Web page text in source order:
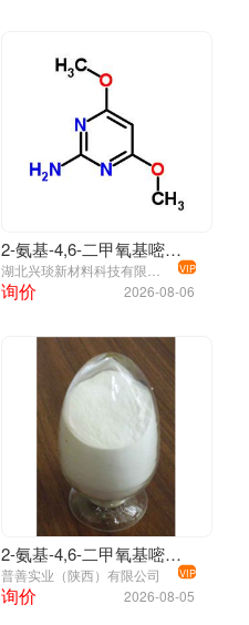
2-氨基-4,6-二甲氧基嘧啶 合成原药中间体 36315-01-2
VIP
2026-08-06
询价
2-氨基-4,6-二甲氧基嘧啶；36315-01-2
普善实业（陕西）有限公司 VIP
2026-08-05
询价